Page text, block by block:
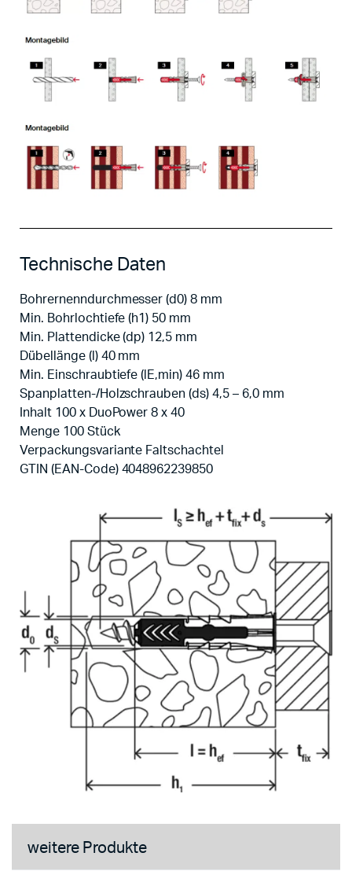
Technische Daten
Bohrernenndurchmesser (d0) 8 mm
Min. Bohrlochtiefe (h1) 50 mm
Min. Plattendicke (dp) 12,5 mm
Dübellänge (l) 40 mm
Min. Einschraubtiefe (lE,min) 46 mm
Spanplatten-/Holzschrauben (ds) 4,5 – 6,0 mm
Inhalt 100 x DuoPower 8 x 40
Menge 100 Stück
Verpackungsvariante Faltschachtel
GTIN (EAN-Code) 4048962239850
weitere Produkte